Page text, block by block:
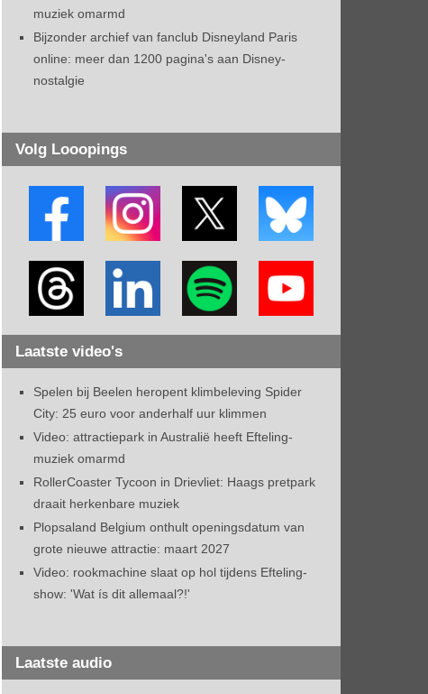
muziek omarmd
Bijzonder archief van fanclub Disneyland Paris
online: meer dan 1200 pagina's aan Disney-
nostalgie
Volg Looopings
Laatste video's
Spelen bij Beelen heropent klimbeleving Spider
City: 25 euro voor anderhalf uur klimmen
Video: attractiepark in Australië heeft Efteling-
muziek omarmd
RollerCoaster Tycoon in Drievliet: Haags pretpark
draait herkenbare muziek
Plopsaland Belgium onthult openingsdatum van
grote nieuwe attractie: maart 2027
Video: rookmachine slaat op hol tijdens Efteling-
show: 'Wat ís dit allemaal?!'
Laatste audio